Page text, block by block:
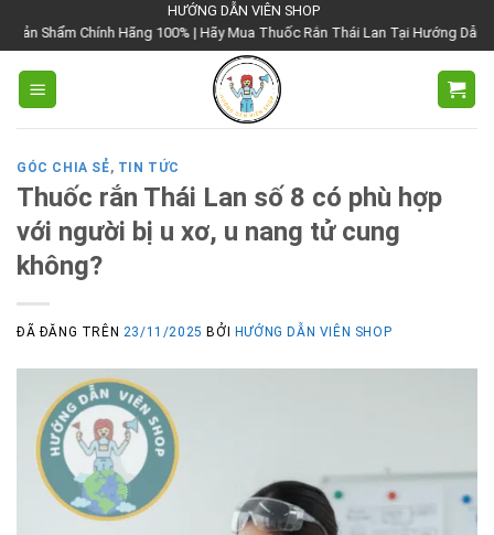
đến
nội
dung
HƯỚNG DẪN VIÊN SHOP
Hãng 100% | Hãy Mua Thuốc Rắn Thái Lan Tại Hướng Dẫn Viên Shop | Với
GÓC CHIA SẺ, TIN TỨC
Thuốc rắn Thái Lan số 8 có phù hợp
với người bị u xơ, u nang tử cung
không?
ĐÃ ĐĂNG TRÊN 23/11/2025 BỞI HƯỚNG DẪN VIÊN SHOP